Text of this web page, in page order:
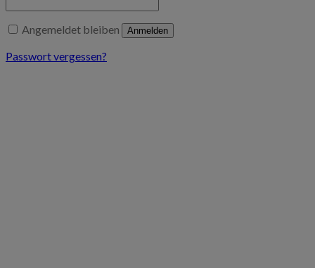
Angemeldet bleiben Anmelden
Passwort vergessen?